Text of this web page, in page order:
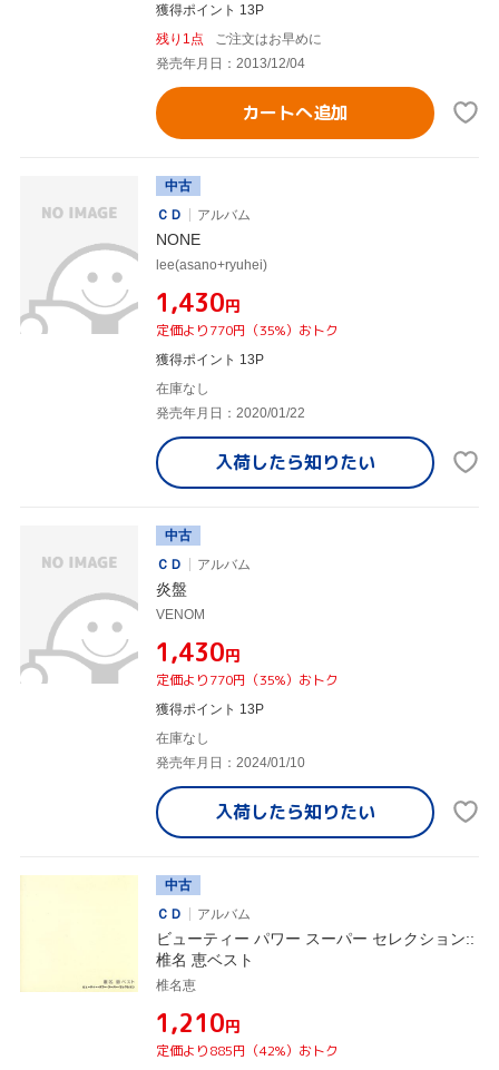
獲得ポイント 13P
残り1点
ご注文はお早めに
発売年月日：2013/12/04
カートへ追加
中古
ＣＤ
アルバム
NONE
lee(asano+ryuhei)
¥1,430円
定価より770円（35%）おトク
獲得ポイント 13P
在庫なし
発売年月日：2020/01/22
入荷したら知りたい
中古
ＣＤ
アルバム
炎盤
VENOM
¥1,430円
定価より770円（35%）おトク
獲得ポイント 13P
在庫なし
発売年月日：2024/01/10
入荷したら知りたい
中古
ＣＤ
アルバム
ビューティー パワー スーパー セレクション::
椎名 恵ベスト
椎名恵
¥1,210円
定価より885円（42%）おトク